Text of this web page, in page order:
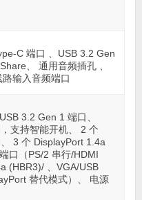
C 端口 、USB 3.2 Gen
、 通用音频插孔 、
输入音频端口
3.2 Gen 1 端口、
支持智能开机、 2 个
3 个 DisplayPort 1.4a
口（PS/2 串行/HDMI
(HBR3)/ 、VGA/USB
替代模式）、 电源